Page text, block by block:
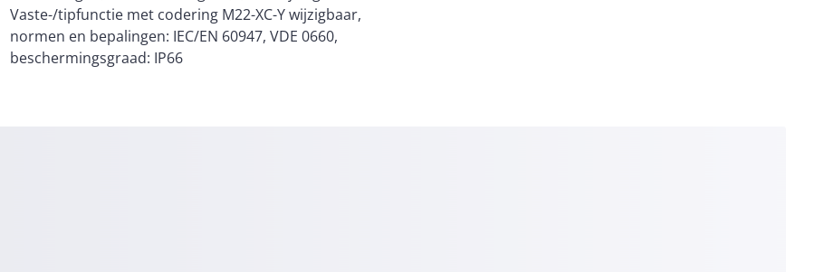
beschermingsgraad: IP66